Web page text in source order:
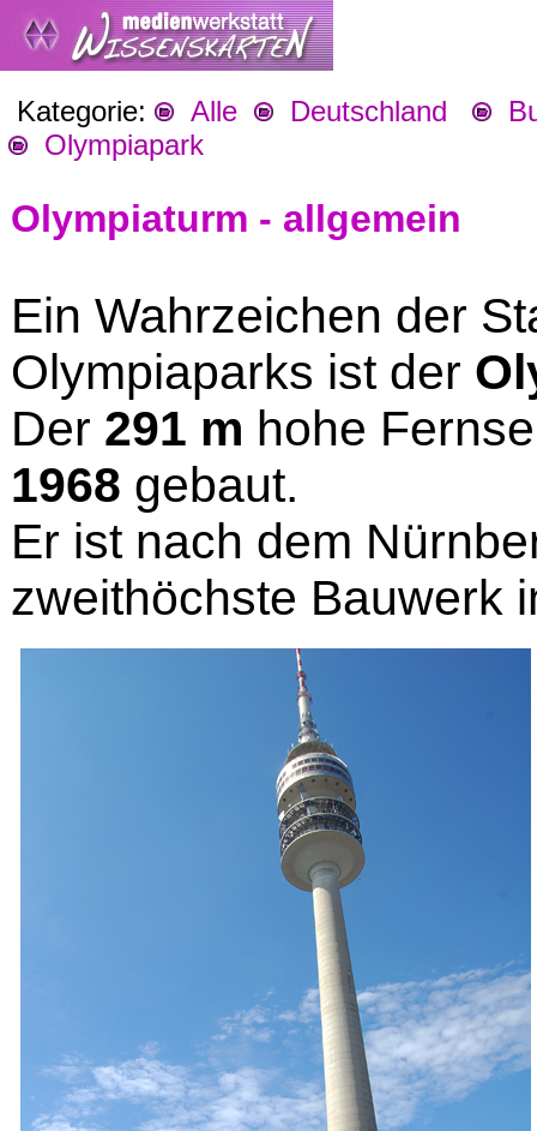
Kategorie: Alle Deutschland
Olympiapark
Olympiaturm - allgemein
Ein Wahrzeichen der
Olympiaparks ist der
Der 291 m hohe
1968 gebaut.
Er ist nach dem
zweithöchste Bauwerk